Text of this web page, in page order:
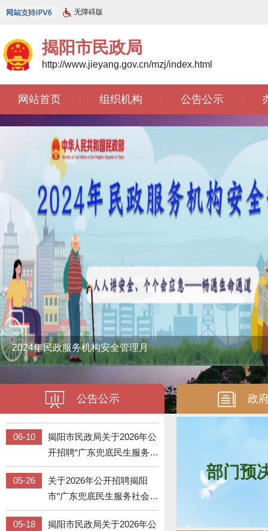
无障碍版
揭阳市民政局
http://www.jieyang.gov.cn/mzj/index.html
网站首页 组织机构 公告公示
2024年民政服务机构安全管理月
公告公示
03-30
揭阳市民政局 国家金融监督
管理总局揭阳监管分局关于
可承接我市养老机构预收费
存管业务商业银行名单的公
告
07-20
关于广东省事业单位2026年
集中公开招聘高校毕业生拟
聘用人员（第七批）的公示
揭阳市民政局关于公开征
集“黑养老机构”违法违规线
索的公告
06-10
揭阳市民政局关于2026年公
开招聘“广东兜底民生服务社
会工作双百工程”督导拟录用
人员名单的公示
05-26
关于2026年公开招聘揭阳
市“广东兜底民生服务社会工
作双百工程”督导人员递补体
检工作的公告
05-18
揭阳市民政局关于2026年公
政
部门预